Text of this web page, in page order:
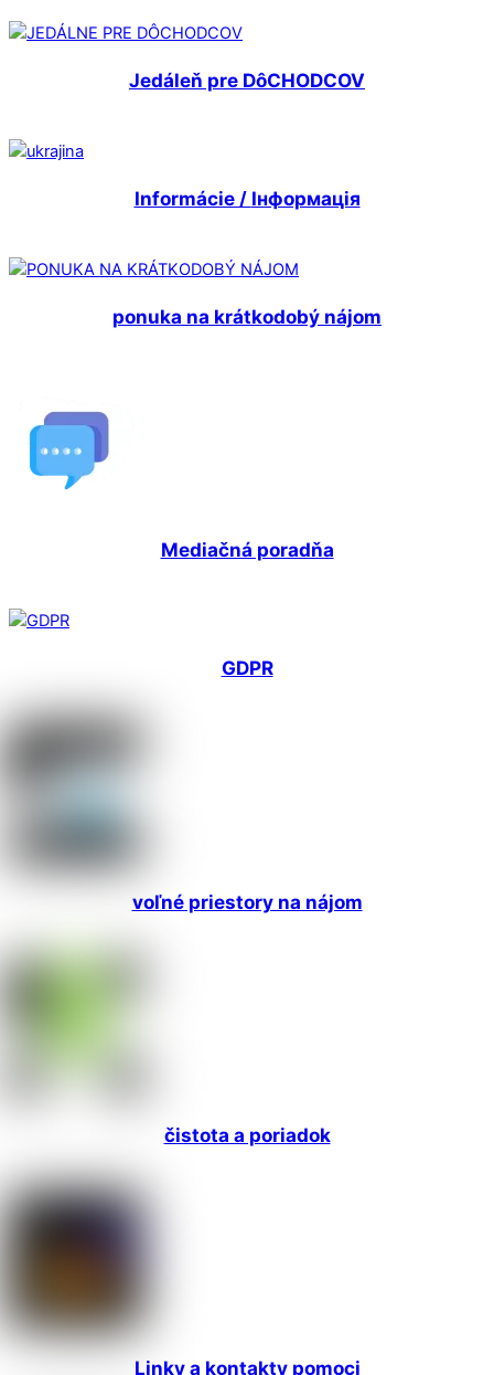
Jedáleň pre DôCHODCOV
Informácie / Інформація
ponuka na krátkodobý nájom
Mediačná poradňa
GDPR
voľné priestory na nájom
čistota a poriadok
Linky a kontakty pomoci